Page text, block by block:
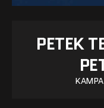
PETEK